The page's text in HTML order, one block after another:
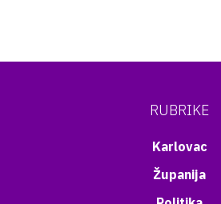
RUBRIKE
Karlovac
Županija